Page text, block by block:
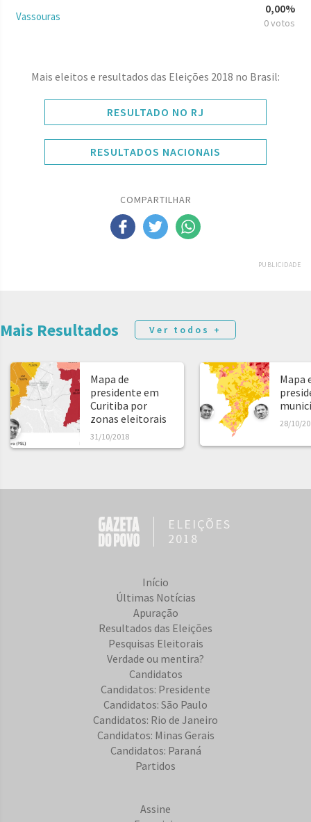
Vassouras
0,00%
0 votos
Mais eleitos e resultados das Eleições 2018 no Brasil:
RESULTADO NO RJ
RESULTADOS NACIONAIS
COMPARTILHAR
PUBLICIDADE
Mais Resultados Ver todos +
Mapa de
presidente em
Curitiba por
zonas eleitorais
31/10/2018
Mapa
28/10/
ELEIÇÕES
2018
Início
Últimas Notícias
Apuração
Resultados das Eleições
Pesquisas Eleitorais
Verdade ou mentira?
Candidatos
Candidatos: Presidente
Candidatos: São Paulo
Candidatos: Rio de Janeiro
Candidatos: Minas Gerais
Candidatos: Paraná
Partidos
Assine